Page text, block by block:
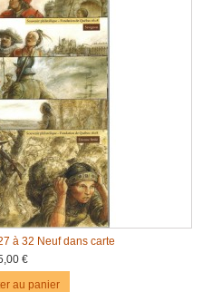
à 32 Neuf dans carte
€
au panier